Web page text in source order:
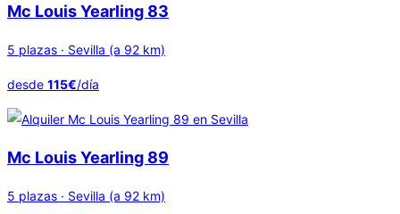
Mc Louis Yearling 83
5 plazas · Sevilla (a 92 km)
desde 115€/día
Mc Louis Yearling 89
5 plazas · Sevilla (a 92 km)